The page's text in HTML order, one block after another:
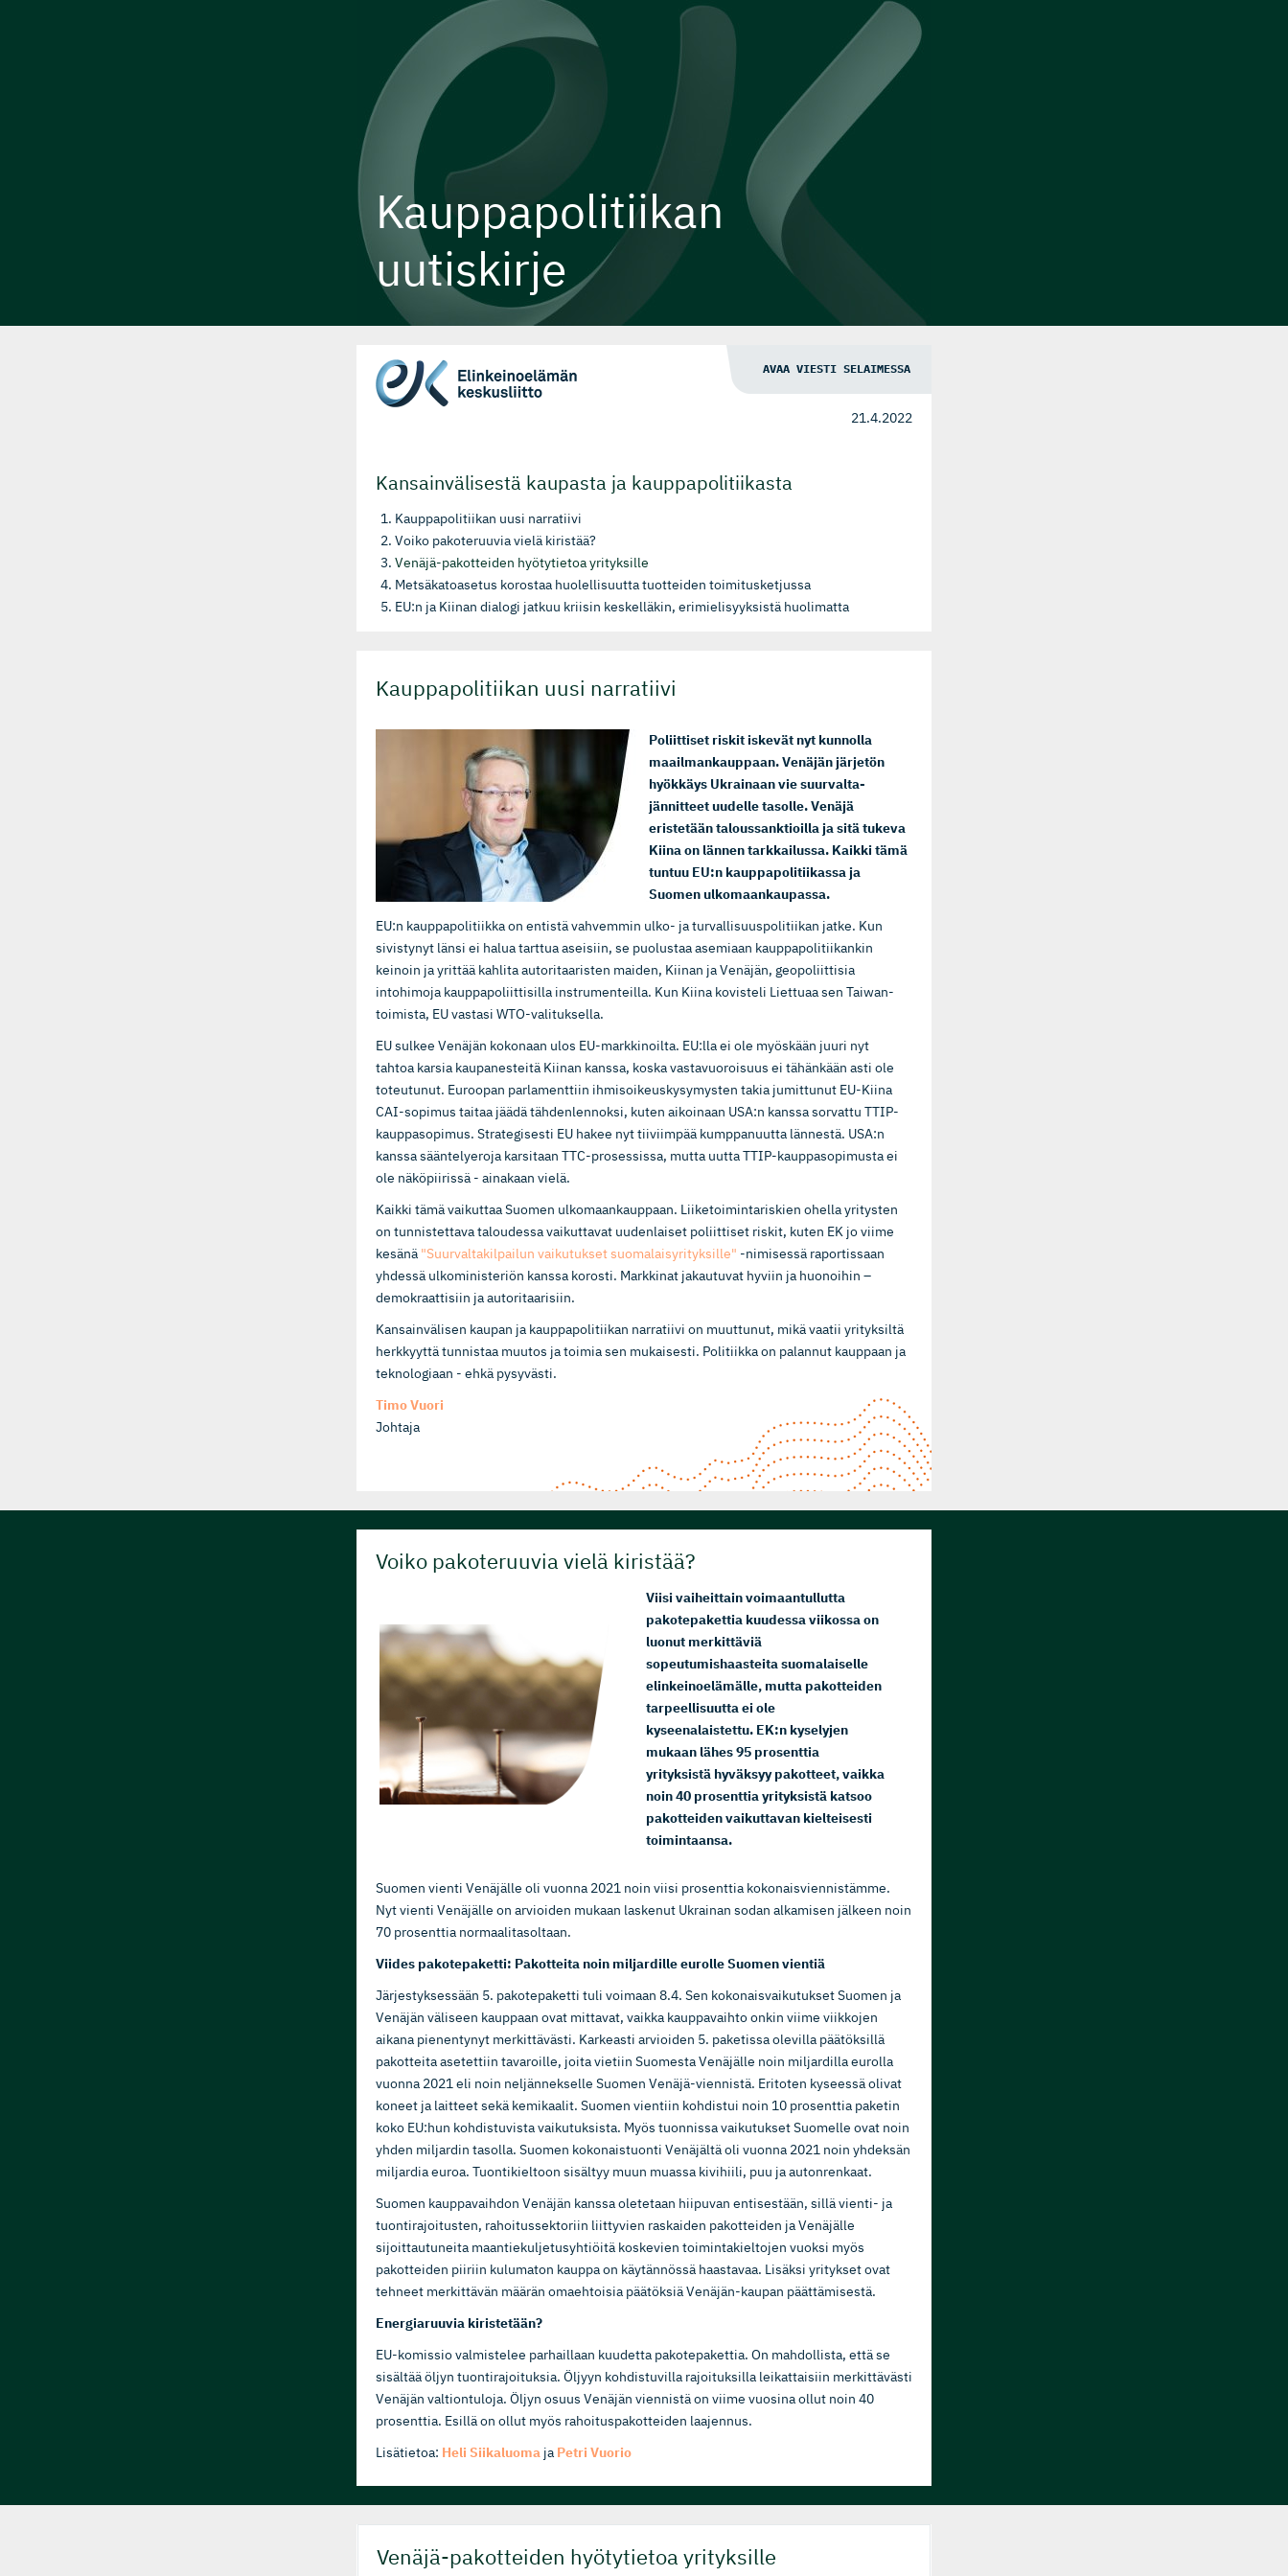
Kauppapolitiikan
uutiskirje
AVAA VIESTI SELAIMESSA
21.4.2022
Kansainvälisestä kaupasta ja kauppapolitiikasta
Kauppapolitiikan uusi narratiivi
Voiko pakoteruuvia vielä kiristää?
Venäjä-pa­kot­teiden hyötytietoa yrityksille
Metsäkatoasetus korostaa huolellisuutta tuotteiden toimitusketjussa
EU:n ja Kiinan dialogi jatkuu kriisin keskelläkin, erimielisyyksistä huolimatta
Kauppapolitiikan uusi narratiivi
Poliittiset riskit iskevät nyt kunnolla
maailmankauppaan. Venäjän järjetön
hyökkäys Ukrainaan vie suurvalta-
jännitteet uudelle tasolle. Venäjä
eristetään taloussanktioilla ja sitä tukeva
Kiina on lännen tarkkailussa. Kaikki tämä
tuntuu EU:n kauppapolitiikassa ja
Suomen ulkomaankaupassa.
EU:n kauppapolitiikka on entistä vahvemmin ulko- ja turvallisuuspolitiikan jatke. Kun
sivistynyt länsi ei halua tarttua aseisiin, se puolustaa asemiaan kauppapolitiikankin
keinoin ja yrittää kahlita autoritaaristen maiden, Kiinan ja Venäjän, geopoliittisia
intohimoja kauppapoliittisilla instrumenteilla. Kun Kiina kovisteli Liettuaa sen Taiwan-
toimista, EU vastasi WTO-valituksella.
EU sulkee Venäjän kokonaan ulos EU-markkinoilta. EU:lla ei ole myöskään juuri nyt
tahtoa karsia kaupanesteitä Kiinan kanssa, koska vastavuoroisuus ei tähänkään asti ole
toteutunut. Euroopan parlamenttiin ihmisoikeuskysymysten takia jumittunut EU-Kiina
CAI-sopimus taitaa jäädä tähdenlennoksi, kuten aikoinaan USA:n kanssa sorvattu TTIP-
kauppasopimus. Strategisesti EU hakee nyt tiiviimpää kumppanuutta lännestä. USA:n
kanssa sääntelyeroja karsitaan TTC-prosessissa, mutta uutta TTIP-kauppasopimusta ei
ole näköpiirissä - ainakaan vielä.
Kaikki tämä vaikuttaa Suomen ulkomaankauppaan. Liiketoimintariskien ohella yritysten
on tunnistettava taloudessa vaikuttavat uudenlaiset poliittiset riskit, kuten EK jo viime
kesänä "Suurvaltakilpailun vaikutukset suomalaisyrityksille" -nimisessä raportissaan
yhdessä ulkoministeriön kanssa korosti. Markkinat jakautuvat hyviin ja huonoihin –
demokraattisiin ja autoritaarisiin.
Kansainvälisen kaupan ja kauppapolitiikan narratiivi on muuttunut, mikä vaatii yrityksiltä
herkkyyttä tunnistaa muutos ja toimia sen mukaisesti. Politiikka on palannut kauppaan ja
teknologiaan - ehkä pysyvästi.
Timo Vuori
Johtaja
Voiko pakoteruuvia vielä kiristää?
Viisi vaiheittain voimaantullutta
pakotepakettia kuudessa viikossa on
luonut merkittäviä
sopeutumishaasteita suomalaiselle
elinkeinoelämälle, mutta pakotteiden
tarpeellisuutta ei ole
kyseenalaistettu. EK:n kyselyjen
mukaan lähes 95 prosenttia
yrityksistä hyväksyy pakotteet, vaikka
noin 40 prosenttia yrityksistä katsoo
pakotteiden vaikuttavan kielteisesti
toimintaansa.
Suomen vienti Venäjälle oli vuonna 2021 noin viisi prosenttia kokonaisviennistämme.
Nyt vienti Venäjälle on arvioiden mukaan laskenut Ukrainan sodan alkamisen jälkeen noin
70 prosenttia normaalitasoltaan.
Viides pakotepaketti: Pakotteita noin miljardille eurolle Suomen vientiä
Järjestyksessään 5. pakotepaketti tuli voimaan 8.4. Sen kokonaisvaikutukset Suomen ja
Venäjän väliseen kauppaan ovat mittavat, vaikka kauppavaihto onkin viime viikkojen
aikana pienentynyt merkittävästi. Karkeasti arvioiden 5. paketissa olevilla päätöksillä
pakotteita asetettiin tavaroille, joita vietiin Suomesta Venäjälle noin miljardilla eurolla
vuonna 2021 eli noin neljännekselle Suomen Venäjä-viennistä. Eritoten kyseessä olivat
koneet ja laitteet sekä kemikaalit. Suomen vientiin kohdistui noin 10 prosenttia paketin
koko EU:hun kohdistuvista vaikutuksista. Myös tuonnissa vaikutukset Suomelle ovat noin
yhden miljardin tasolla. Suomen kokonaistuonti Venäjältä oli vuonna 2021 noin yhdeksän
miljardia euroa. Tuontikieltoon sisältyy muun muassa kivihiili, puu ja autonrenkaat.
Suomen kauppavaihdon Venäjän kanssa oletetaan hiipuvan entisestään, sillä vienti- ja
tuontirajoitusten, rahoitussektoriin liittyvien raskaiden pakotteiden ja Venäjälle
sijoittautuneita maantiekuljetusyhtiöitä koskevien toimintakieltojen vuoksi myös
pakotteiden piiriin kulumaton kauppa on käytännössä haastavaa. Lisäksi yritykset ovat
tehneet merkittävän määrän omaehtoisia päätöksiä Venäjän-kaupan päättämisestä.
Energiaruuvia kiristetään?
EU-komissio valmistelee parhaillaan kuudetta pakotepakettia. On mahdollista, että se
sisältää öljyn tuontirajoituksia. Öljyyn kohdistuvilla rajoituksilla leikattaisiin merkittävästi
Venäjän valtiontuloja. Öljyn osuus Venäjän viennistä on viime vuosina ollut noin 40
prosenttia. Esillä on ollut myös rahoituspakotteiden laajennus.
Lisätietoa: Heli Siikaluoma ja Petri Vuorio
Venäjä-pa­kot­teiden hyötytietoa yrityksille